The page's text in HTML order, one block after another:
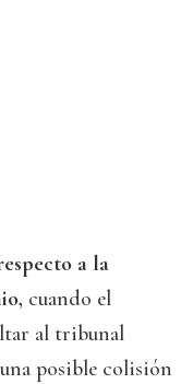
a la
cuando el
al tribunal
posible colisión